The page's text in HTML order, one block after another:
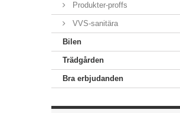
Produkter-proffs
VVS-sanitära
Bilen
Trädgården
Bra erbjudanden